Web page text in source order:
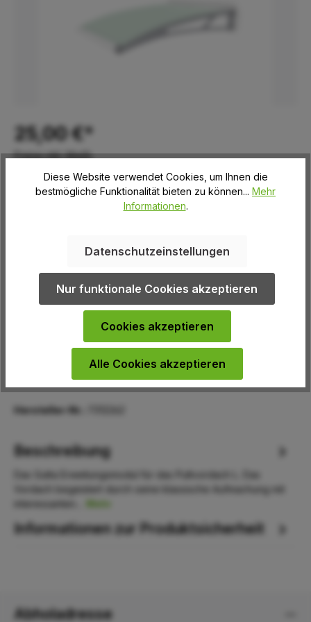
25,00 €*
Preise inkl. MwSt.
Sofort verfügbar, Abholzeitraum: Freitag (13:00 bis 16:00
Uhr)
Produkt Anzahl: Gib den
In den Warenkorb
Hersteller-Nr.:
Beschreibung
Das Gutta Erweitungsmodul für das Pultvordach L. Das
Vordach begeistert durch seine klassische Aufmachung mit
Mehr
Informationen zur Produktsicherheit
Abholadresse
Diese Website verwendet Cookies, um Ihnen die
bestmögliche Funktionalität bieten zu können... Mehr
Informationen.
Datenschutzeinstellungen
Nur funktionale Cookies akzeptieren
Cookies akzeptieren
Alle Cookies akzeptieren